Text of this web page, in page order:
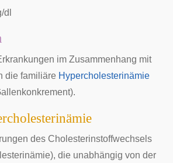
im Zusammenhang mit
die familiäre Hypercholesterinämie
des Cholesterinstoffwechsels
die unabhängig von der